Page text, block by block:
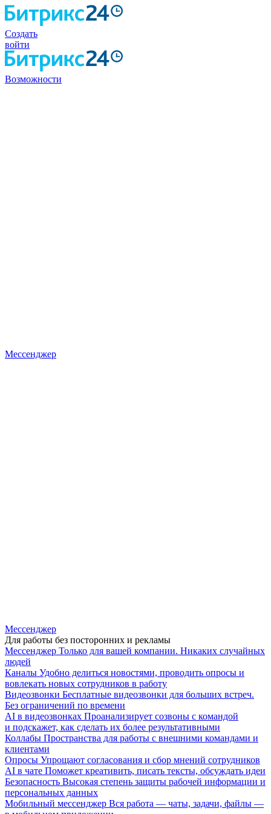
Создать
войти
Возможности
Мессенджер
Мессенджер
Для работы без посторонних и рекламы
Мессенджер Только для вашей компании. Никаких случайных
людей
Каналы Удобно делиться новостями, проводить опросы и
вовлекать новых сотрудников в работу
Видеозвонки Бесплатные видеозвонки для больших встреч.
Без ограничений по времени
AI в видеозвонках Проанализирует созвоны с командой
и подскажет, как сделать их более результативными
Коллабы Пространства для работы с внешними командами и
клиентами
Опросы Упрощают согласования и сбор мнений сотрудников
AI в чате Поможет креативить, писать тексты, обсуждать идеи
Безопасность Высокая степень защиты рабочей информации и
персональных данных
Мобильный мессенджер Вся работа — чаты, задачи, файлы —